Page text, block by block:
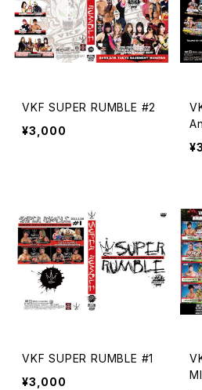
VKF SUPER RUMBLE #2
¥3,000
VKF SUPER RUMBLE #1
¥3,000